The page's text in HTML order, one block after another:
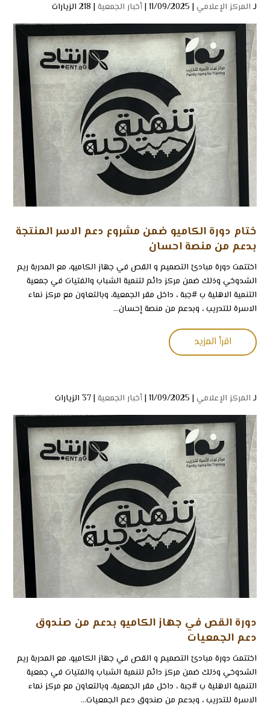
لـالمركز الإعلامي | 11/09/2025 | أخبار الجمعية | 218 الزيارات
ختام دورة الكاميو ضمن مشروع دعم الاسر المنتجة
بدعم من منصة احسان
اختتمت دورة مبادئ التصميم و القص في جهاز الكاميو، مع المدربة ريم
الشدوخي وذلك ضمن مركز دائم لتنمية الشباب والفتيات في جمعية
التنمية الاهلية ب ⁧‫#جبة‬⁩ ، داخل مقر الجمعية، وبالتعاون مع مركز نماء
الاسرة للتدريب‬⁩ ، وبدعم من منصة إحسان...
اقرأ المزيد
لـالمركز الإعلامي | 11/09/2025 | أخبار الجمعية |37 الزيارات
دورة القص في جهاز الكاميو بدعم من صندوق
دعم الجمعيات
اختتمت دورة مبادئ التصميم و القص في جهاز الكاميو، مع المدربة ريم
الشدوخي وذلك ضمن مركز دائم لتنمية الشباب والفتيات في جمعية
التنمية الاهلية ب ⁧‫#جبة‬⁩ ، داخل مقر الجمعية، وبالتعاون مع مركز نماء
الاسرة للتدريب‬⁩ ، وبدعم من صندوق دعم الجمعيات...